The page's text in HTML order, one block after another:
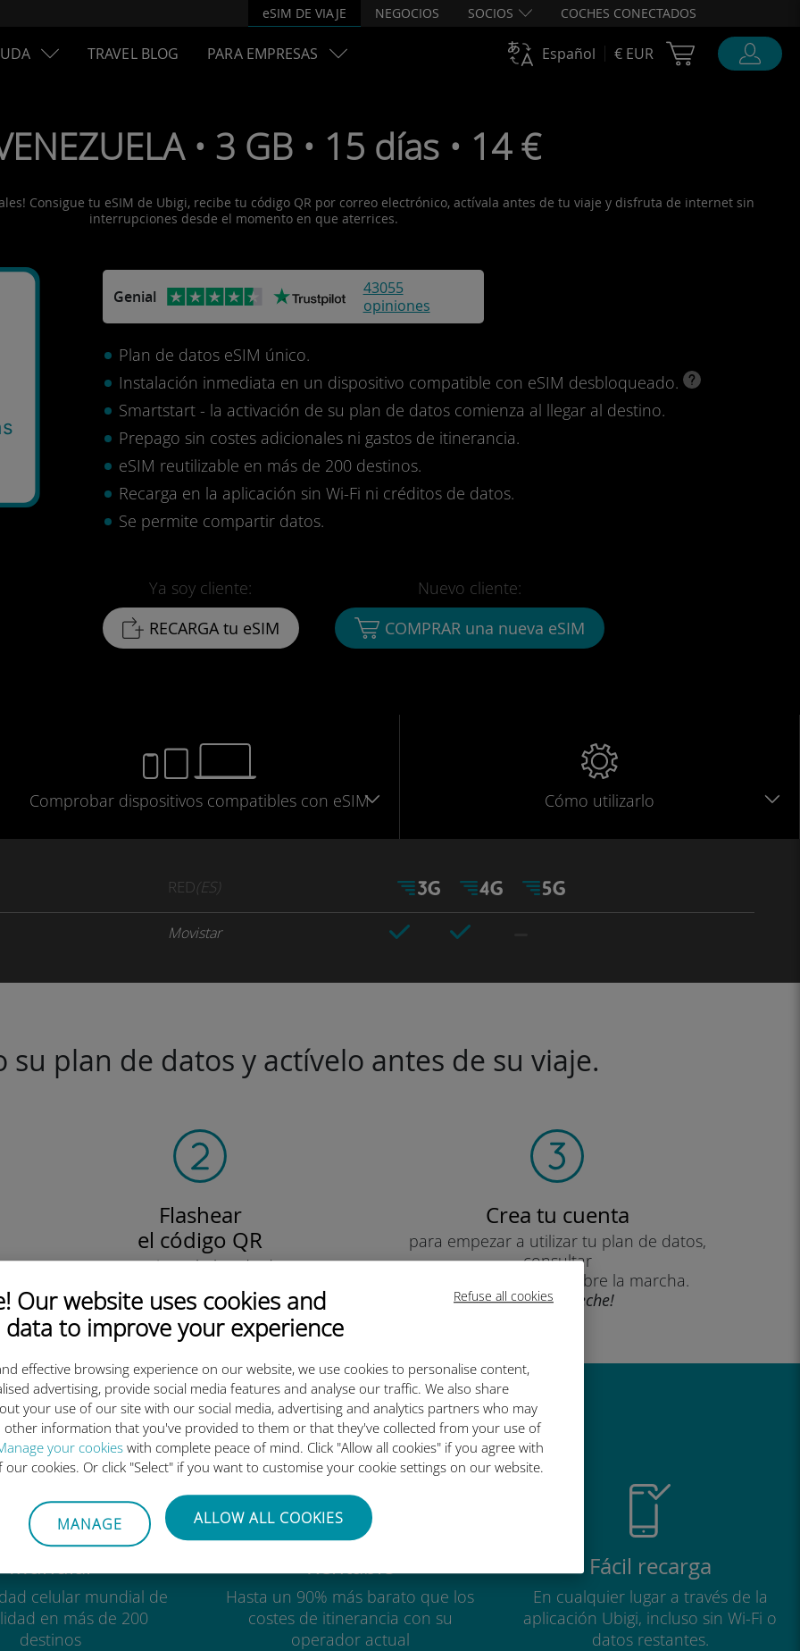
Refuse all cookies
Our website uses cookies and
data to improve your experience
effective browsing experience on our website, we use cookies to personalise content,
advertising, provide social media features and analyse our traffic. We also share
your use of our site with our social media, advertising and analytics partners who may
other information that you've provided to them or that they've collected from your use of
your cookies with complete peace of mind. Click "Allow all cookies" if you agree with
cookies. Or click "Select" if you want to customise your cookie settings on our website.
MANAGE ALLOW ALL COOKIES
eSIM DE VIAJE NEGOCIOS SOCIOS COCHES CONECTADOS
TRAVEL BLOG PARA EMPRESAS Español € EUR Cart Ubigi
• 3 GB • 15 días • 14 €
Consigue tu eSIM de Ubigi, recibe tu código QR por correo electrónico, actívala antes de tu viaje y disfruta de internet sin
interrupciones desde el momento en que aterrices.
Genial
43055
opiniones
Plan de datos eSIM único.
Instalación inmediata en un dispositivo compatible con eSIM desbloqueado.
Smartstart - la activación de su plan de datos comienza al llegar al destino.
Prepago sin costes adicionales ni gastos de itinerancia.
eSIM reutilizable en más de 200 destinos.
Recarga en la aplicación sin Wi-Fi ni créditos de datos.
Se permite compartir datos.
Ya soy cliente:
RECARGA tu eSIM
Nuevo cliente:
COMPRAR una nueva eSIM
Comprobar dispositivos compatibles con eSIM Cómo utilizarlo
RED(ES)
Movistar
su plan de datos y actívelo antes de su viaje.
Flashear
el código QR
para activar el plan de datos
e instalar la Ubigi eSIM.
¡Simple!
Crea tu cuenta
para empezar a utilizar tu plan de datos,
consultar
tu saldo y recargar sobre la marcha.
¡Que aproveche!
tan buena la eSIM internacional de Ubigi
Mundial
celular mundial de
en más de 200
destinos
Rentable
Hasta un 90% más barato que los
costes de itinerancia con su
operador actual
Fácil recarga
En cualquier lugar a través de la
aplicación Ubigi, incluso sin Wi-Fi o
datos restantes.